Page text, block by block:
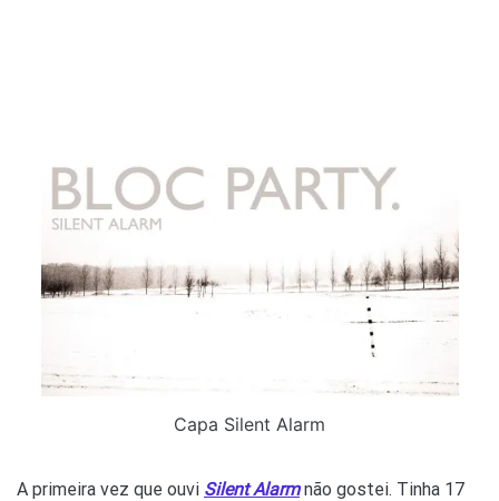
Capa Silent Alarm
A primeira vez que ouvi Silent Alarmnão gostei. Tinha 17